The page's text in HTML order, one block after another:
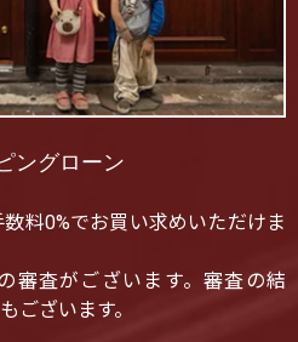
ングローン
料0%でお買い求めいただけま
審査がございます。審査の結
ございます。